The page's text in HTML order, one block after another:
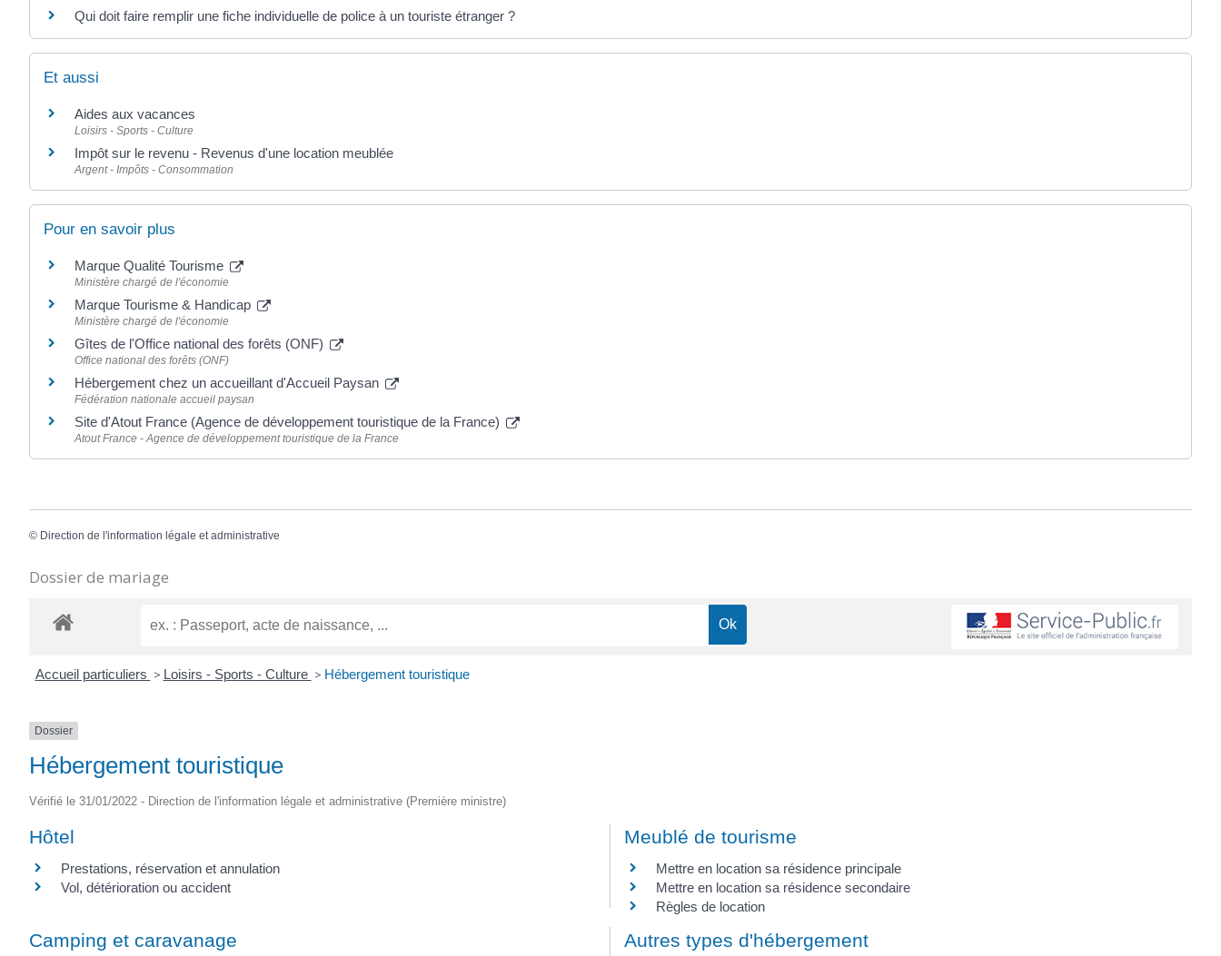
Qui doit faire remplir une fiche individuelle de police à un touriste étranger ?
Et aussi
Aides aux vacances
Loisirs - Sports - Culture
Impôt sur le revenu - Revenus d'une location meublée
Argent - Impôts - Consommation
Pour en savoir plus
Marque Qualité Tourisme
Ministère chargé de l'économie
Marque Tourisme & Handicap
Ministère chargé de l'économie
Gîtes de l'Office national des forêts (ONF)
Office national des forêts (ONF)
Hébergement chez un accueillant d'Accueil Paysan
Fédération nationale accueil paysan
Site d'Atout France (Agence de développement touristique de la France)
Atout France - Agence de développement touristique de la France
© Direction de l'information légale et administrative
Dossier de mariage
Accueil particuliers > Loisirs - Sports - Culture > Hébergement touristique
Dossier
Hébergement touristique
Vérifié le 31/01/2022 - Direction de l'information légale et administrative (Première ministre)
Hôtel
Prestations, réservation et annulation
Vol, détérioration ou accident
Meublé de tourisme
Mettre en location sa résidence principale
Mettre en location sa résidence secondaire
Règles de location
Camping et caravanage Autres types d'hébergement